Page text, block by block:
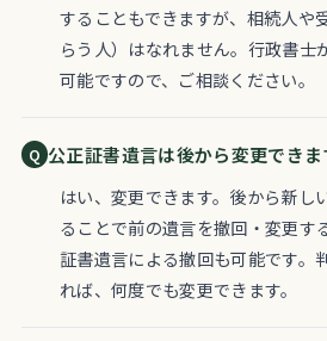
することもできますが、相続人や
らう人）はなれません。行政書士
可能ですので、ご相談ください。
公正証書遺言は後から変更できま
はい、変更できます。後から新し
ることで前の遺言を撤回・変更す
証書遺言による撤回も可能です。
れば、何度でも変更できます。